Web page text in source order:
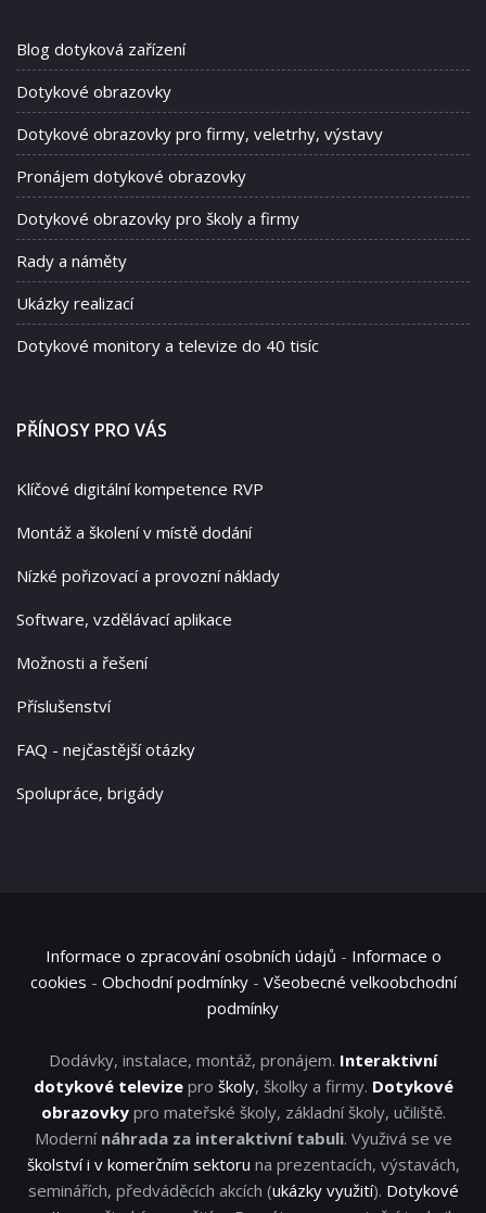
Blog dotyková zařízení
Dotykové obrazovky
Dotykové obrazovky pro firmy, veletrhy, výstavy
Pronájem dotykové obrazovky
Dotykové obrazovky pro školy a firmy
Rady a náměty
Ukázky realizací
Dotykové monitory a televize do 40 tisíc
PŘÍNOSY PRO VÁS
Klíčové digitální kompetence RVP
Montáž a školení v místě dodání
Nízké pořizovací a provozní náklady
Software, vzdělávací aplikace
Možnosti a řešení
Příslušenství
FAQ - nejčastější otázky
Spolupráce, brigády
Informace o zpracování osobních údajů - Informace o
cookies - Obchodní podmínky- Všeobecné velkoobchodní
podmínky
Dodávky, instalace, montáž, pronájem. Interaktivní
dotykové televizepro školy, školky a firmy. Dotykové
obrazovkypro mateřské školy, základní školy, učiliště.
Moderní náhrada za interaktivní tabuli. Využivá se ve
školství i v komerčním sektoru na prezentacích, výstavách,
seminářích, předváděcích akcích (ukázky využití). Dotykové